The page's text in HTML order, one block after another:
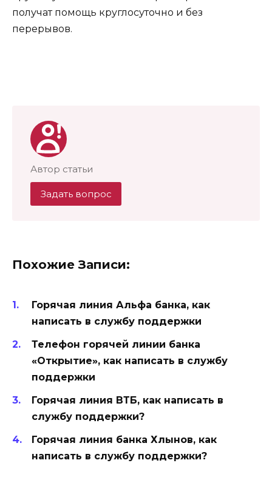
получат помощь круглосуточно и без
перерывов.
Автор статьи
Задать вопрос
Похожие Записи:
Горячая линия Альфа банка, как
написать в службу поддержки
Телефон горячей линии банка
«Открытие», как написать в службу
поддержки
Горячая линия ВТБ, как написать в
службу поддержки?
Горячая линия банка Хлынов, как
написать в службу поддержки?